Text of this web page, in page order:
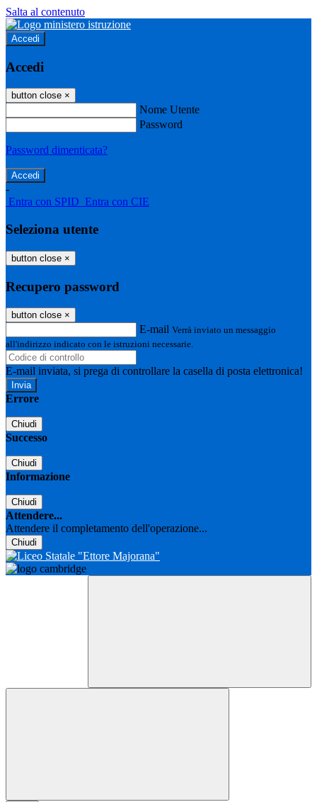
Salta al contenuto
Accedi
Accedi
button close ×
Nome Utente
Password
Password dimenticata?
-
Entra con SPID Entra con CIE
Seleziona utente
button close ×
Recupero password
button close ×
E-mail Verrà inviato un messaggio
all'indirizzo indicato con le istruzioni necessarie.
E-mail inviata, si prega di controllare la casella di posta elettronica!
Errore
Chiudi
Successo
Chiudi
Informazione
Chiudi
Attendere...
Attendere il completamento dell'operazione...
Chiudi